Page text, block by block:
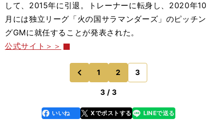
して、2015年に引退。トレーナーに転身し、2020年10
月には独立リーグ「火の国サラマンダーズ」のピッチン
グGMに就任することが発表された。
公式サイト＞＞
前
のページへ
1 2 3
3 / 3
faceboo
k
いいね Xでポストする
line LINEで送る